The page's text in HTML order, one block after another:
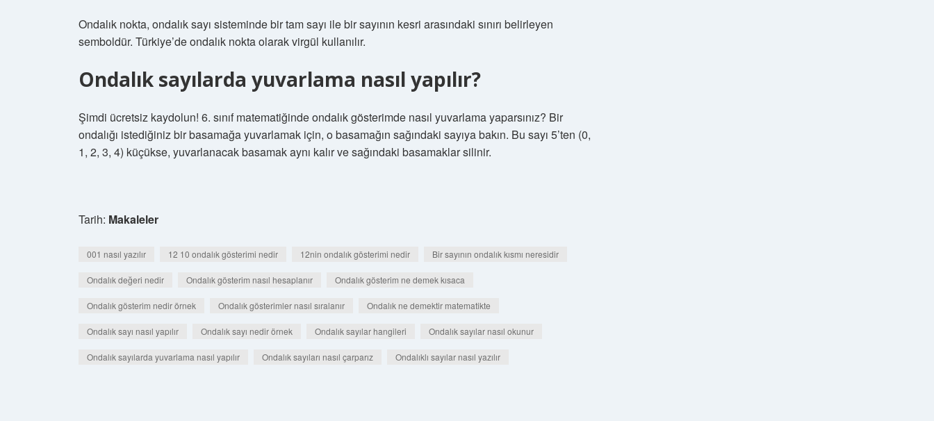
Ondalık nokta, ondalık sayı sisteminde bir tam sayı ile bir sayının kesri arasındaki sınırı belirleyen
semboldür. Türkiye’de ondalık nokta olarak virgül kullanılır.
Ondalık sayılarda yuvarlama nasıl yapılır?
Şimdi ücretsiz kaydolun! 6. sınıf matematiğinde ondalık gösterimde nasıl yuvarlama yaparsınız? Bir
ondalığı istediğiniz bir basamağa yuvarlamak için, o basamağın sağındaki sayıya bakın. Bu sayı 5’ten (0,
1, 2, 3, 4) küçükse, yuvarlanacak basamak aynı kalır ve sağındaki basamaklar silinir.
Tarih: Makaleler
001 nasıl yazılır 12 10 ondalık gösterimi nedir 12nin ondalık gösterimi nedir Bir sayının ondalık kısmı neresidir
Ondalık değeri nedir Ondalık gösterim nasıl hesaplanır Ondalık gösterim ne demek kısaca
Ondalık gösterim nedir örnek Ondalık gösterimler nasıl sıralanır Ondalık ne demektir matematikte
Ondalık sayı nasıl yapılır Ondalık sayı nedir örnek Ondalık sayılar hangileri Ondalık sayılar nasıl okunur
Ondalık sayılarda yuvarlama nasıl yapılır Ondalık sayıları nasıl çarparız Ondalıklı sayılar nasıl yazılır